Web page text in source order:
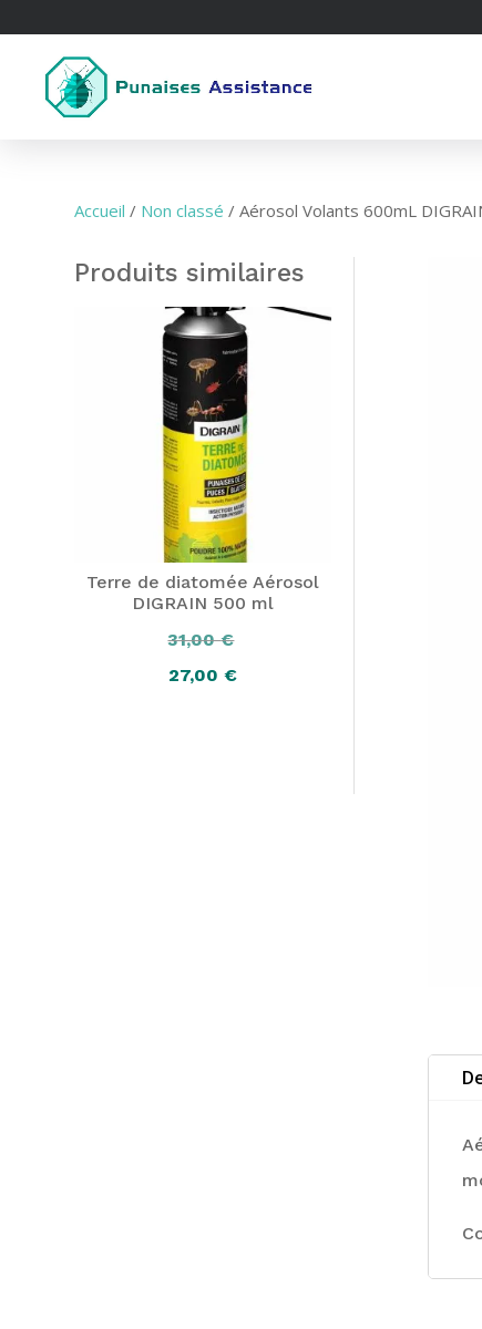
Accueil / Non classé /Aérosol Volants 600mL
Produits similaires
Terre de diatomée Aérosol
DIGRAIN 500 ml
31,00€
27,00 €